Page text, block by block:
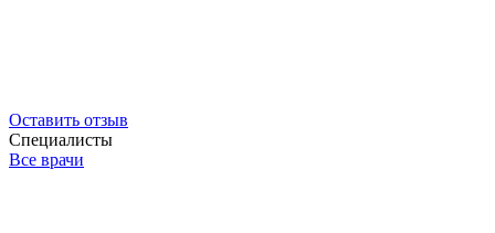
Оставить отзыв
Специалисты
Все врачи